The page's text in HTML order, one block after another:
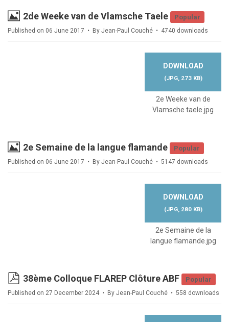
Image
2de Weeke van de Vlamsche Taele Popular
Published on 06 June 2017 By Jean-Paul Couché 4740 downloads
DOWNLOAD
(JPG, 273 KB)
2e Weeke van de
Vlamsche taele.jpg
Image
2e Semaine de la langue flamande Popular
Published on 06 June 2017 By Jean-Paul Couché 5147 downloads
DOWNLOAD
(JPG, 280 KB)
2e Semaine de la
langue flamande.jpg
pdf
38ème Colloque FLAREP Clôture ABF Popular
Published on 27 December 2024 By Jean-Paul Couché 558 downloads